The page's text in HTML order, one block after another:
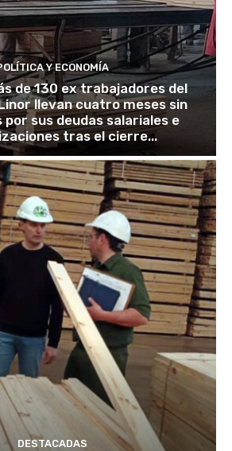
Y ECONOMÍA
de 130 ex trabajadores del
llevan cuatro meses sin
sus deudas salariales e
tras el cierre...
DESTACADAS